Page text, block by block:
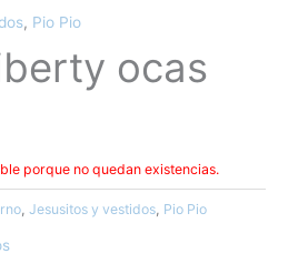
, Pio Pio
ocas
porque no quedan existencias.
Jesusitos y vestidos Pio Pio